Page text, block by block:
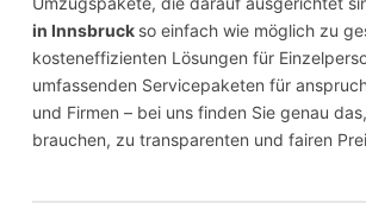
in Innsbruck so einfach wie möglich zu
kosteneffizienten Lösungen für
umfassenden Servicepaketen für
und Firmen – bei uns finden Sie genau
brauchen, zu transparenten und fairen